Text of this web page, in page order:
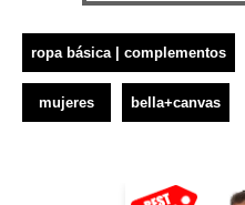
ropa básica | complementos
mujeres bella+canvas